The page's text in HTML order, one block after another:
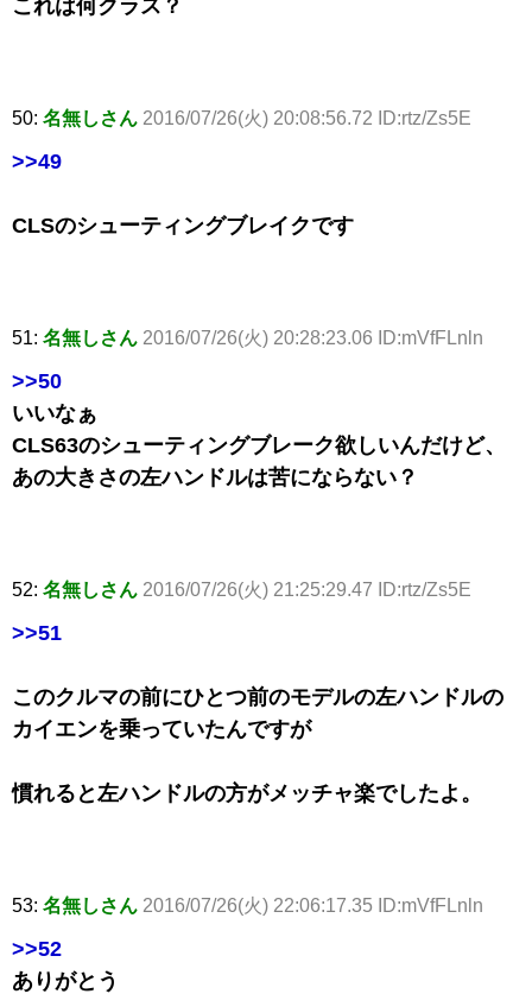
これは何クラス？
50: 名無しさん 2016/07/26(火) 20:08:56.72 ID:rtz/Zs5E
>>49
CLSのシューティングブレイクです
51: 名無しさん 2016/07/26(火) 20:28:23.06 ID:mVfFLnln
>>50
いいなぁ
CLS63のシューティングブレーク欲しいんだけど、
あの大きさの左ハンドルは苦にならない？
52: 名無しさん 2016/07/26(火) 21:25:29.47 ID:rtz/Zs5E
>>51
このクルマの前にひとつ前のモデルの左ハンドルの
カイエンを乗っていたんですが
慣れると左ハンドルの方がメッチャ楽でしたよ。
53: 名無しさん 2016/07/26(火) 22:06:17.35 ID:mVfFLnln
>>52
ありがとう